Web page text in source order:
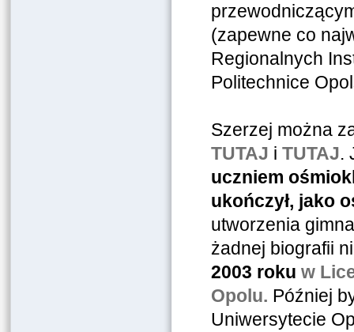
(zapewne co
Regionalnych
Politechnice
Szerzej można
TUTAJ i TUTAJ.
uczniem
ukończył, jako
utworzenia
żadnej biografii
2003 roku w
Opolu. Później
Uniwersytecie